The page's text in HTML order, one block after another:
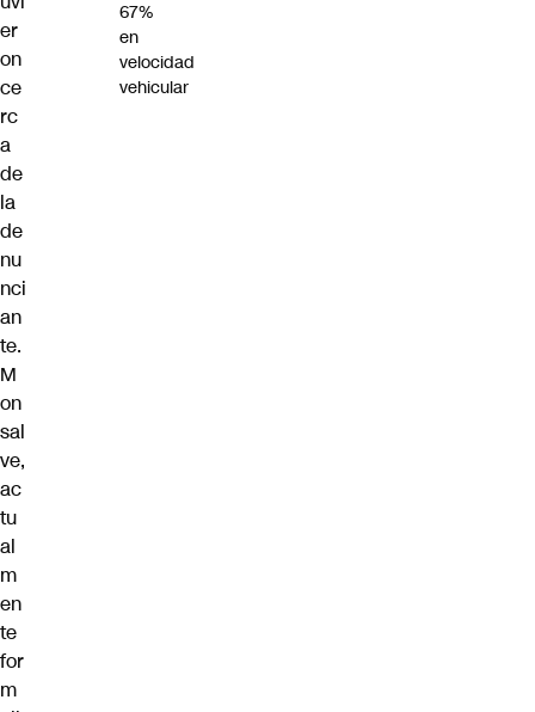
er
on
ce
rc
a
de
la
de
nu
nci
an
te.
M
on
sal
ve,
ac
tu
al
m
en
te
for
m
67%
en
velocidad
vehicular